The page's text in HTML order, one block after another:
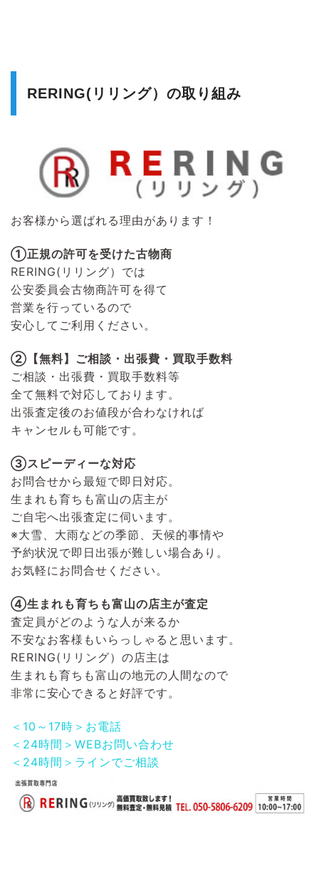
RERING(リリング）の取り組み
お客様から選ばれる理由があります！
①正規の許可を受けた古物商
RERING(リリング） では
公安委員会古物商許可を得て
営業を行っているので
安心してご利用ください。
②【無料】ご相談・出張費・買取手数料
ご相談・出張費・買取手数料等
全て無料で対応しております。
出張査定後のお値段が合わなければ
キャンセルも可能です。
③スピーディーな対応
お問合せから最短で即日対応。
生まれも育ちも富山の店主が
ご自宅へ出張査定に伺います。
※大雪、大雨などの季節、天候的事情や
予約状況で即日出張が難しい場合あり。
お気軽にお問合せください。
④生まれも育ちも富山の店主が査定
査定員がどのような人が来るか
不安なお客様もいらっしゃると思います。
RERING(リリング） の店主は
生まれも育ちも富山の地元の人間なので
非常に安心できると好評です。
＜10～17時＞お電話
＜24時間＞WEBお問い合わせ
＜24時間＞ラインでご相談